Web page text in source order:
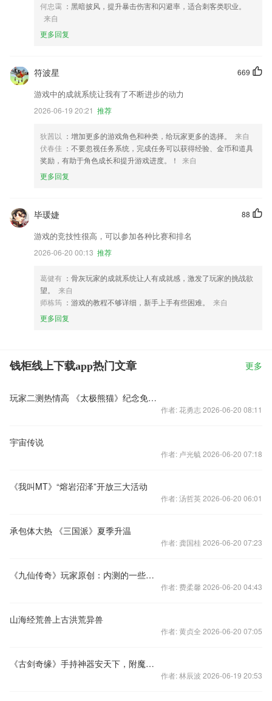
何忠霭 ：黑暗披风，提升暴击伤害和闪避率，适合刺客类职业。
来自
更多回复
669
符波星
游戏中的成就系统让我有了不断进步的动力
2026-06-19 20:21 推荐
狄茜以 ：增加更多的游戏角色和种类，给玩家更多的选择。
来自
伏春佳 ：不要忽视任务系统，完成任务可以获得经验、金币和道具
奖励，有助于角色成长和提升游戏进度。！
来自
更多回复
88
毕瑗婕
游戏的竞技性很高，可以参加各种比赛和排名
2026-06-20 00:13 推荐
葛健有 ：骨灰玩家的成就系统让人有成就感，激发了玩家的挑战欲
望。
来自
师栋筠 ：游戏的教程不够详细，新手上手有些困难。
来自
更多回复
钱柜线上下载app热门文章 更多
玩家二测热情高 《太极熊猫》纪念免卡紧急加推
作者: 花勇志 2026-06-20 08:11
宇宙传说
作者: 卢光毓 2026-06-20 07:18
《我叫MT》“熔岩沼泽”开放三大活动
作者: 汤哲英 2026-06-20 06:01
承包体大热 《三国派》夏季升温
作者: 龚国桂 2026-06-20 07:23
《九仙传奇》玩家原创：内测的一些建议
作者: 费柔馨 2026-06-20 04:43
山海经荒兽上古洪荒异兽
作者: 黄贞全 2026-06-20 07:05
《古剑奇缘》手持神器安天下，附魔梦灵定乾坤
作者: 林辰波 2026-06-19 20:53